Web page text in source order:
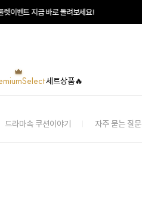
이벤트 지금 바로 돌려보세요!
세트상품🔥
드라마속 쿠션이야기 자주 묻는 질문